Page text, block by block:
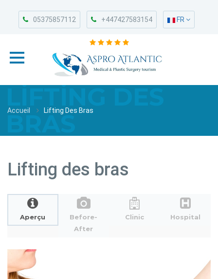
05375857112 +447427583154 FR
BRAS
Accueil Lifting Des Bras
Lifting des bras
Aperçu
Before-
After
Clinic Hospital